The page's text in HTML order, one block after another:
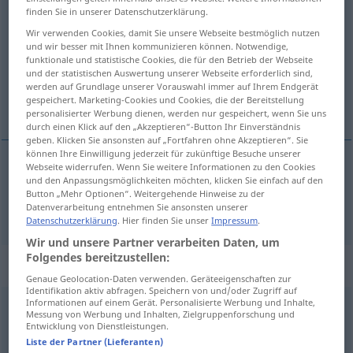
zahlenv/t&v/i
Übersicht aller Übersetzungen
(Für mehr Details die Übersetzung anklicken/antippen)
payer
payer zahlen
Beispielsätze für "zahlen"
füretwasjedenPreiszahlen
(êtreprêtà)payern’importe
finden Sie in unserer Datenschutzerklärung.
Wir verwenden Cookies, damit Sie unsere Webseite bestmöglich nutzen
und wir besser mit Ihnen kommunizieren können. Notwendige,
funktionale und statistische Cookies, die für den Betrieb der Webseite
und der statistischen Auswertung unserer Webseite erforderlich sind,
werden auf Grundlage unserer Vorauswahl immer auf Ihrem Endgerät
gespeichert. Marketing-Cookies und Cookies, die der Bereitstellung
personalisierter Werbung dienen, werden nur gespeichert, wenn Sie uns
durch einen Klick auf den „Akzeptieren“-Button Ihr Einverständnis
geben. Klicken Sie ansonsten auf „Fortfahren ohne Akzeptieren“. Sie
können Ihre Einwilligung jederzeit für zukünftige Besuche unserer
Webseite widerrufen. Wenn Sie weitere Informationen zu den Cookies
und den Anpassungsmöglichkeiten möchten, klicken Sie einfach auf den
Button „Mehr Optionen“. Weitergehende Hinweise zu der
Datenverarbeitung entnehmen Sie ansonsten unserer
Datenschutzerklärung. Hier finden Sie unserImpressum.
Wir und unsere Partner verarbeiten Daten, um
Folgendes bereitzustellen:
Genaue Geolocation-Daten verwenden. Geräteeigenschaften zur
Identifikation aktiv abfragen. Speichern von und/oder Zugriff auf
Informationen auf einem Gerät. Personalisierte Werbung und Inhalte,
Messung von Werbung und Inhalten, Zielgruppenforschung und
Entwicklung von Dienstleistungen.
Liste der Partner (Lieferanten)